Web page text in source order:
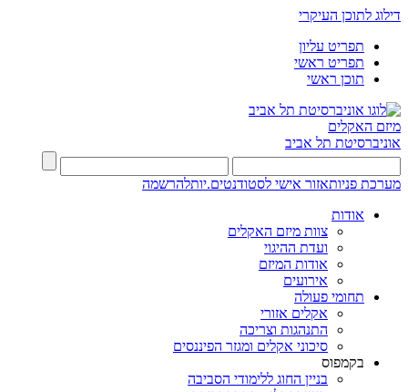
דילוג לתוכן העיקרי
תפריט עליון
תפריט ראשי
תוכן ראשי
מיזם האקלים
אוניברסיטת תל אביב
מערכת פניותאזור אישי לסטודנטים.יותלהרשמה
אודות
צוות מיזם האקלים
ועדת ההיגוי
אודות המיזם
אירועים
תחומי פעולה
אקלים אזורי
התנהגות וצריכה
סיכוני אקלים ומגזר הפיננסים
בקמפוס
בניין החוג ללימודי הסביבה